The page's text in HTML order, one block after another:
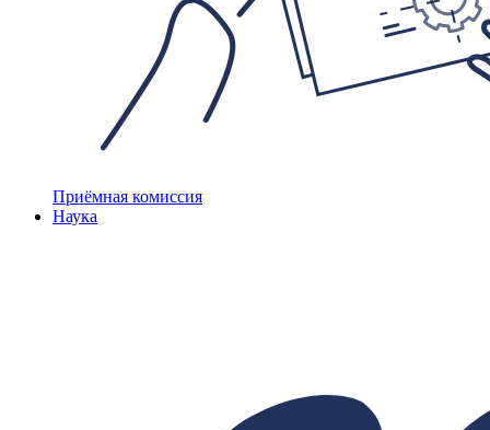
Приёмная комиссия
Наука